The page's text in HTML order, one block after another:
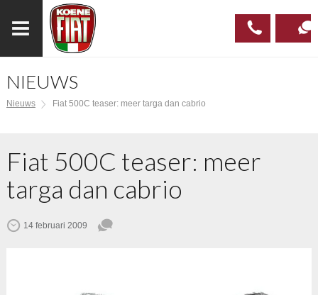
NIEUWS
Nieuws Fiat 500C teaser: meer targa dan cabrio
Fiat 500C teaser: meer
targa dan cabrio
14 februari 2009